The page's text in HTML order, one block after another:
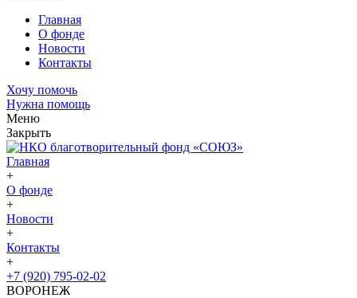
Главная
О фонде
Новости
Контакты
Хочу помочь
Нужна помощь
Меню
Закрыть
Главная
+
О фонде
+
Новости
+
Контакты
+
+7 (920) 795-02-02
ВОРОНЕЖ